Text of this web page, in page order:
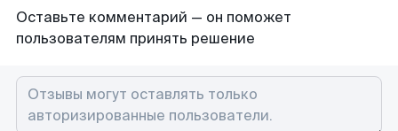
Оставьте комментарий — он поможет
пользователям принять решение